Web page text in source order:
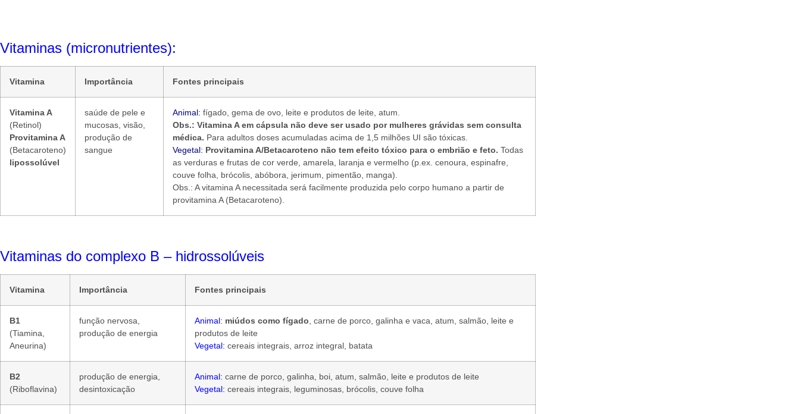
Vitaminas (micronutrientes):
Vitamina Importância Fontes principais
Vitamina A
(Retinol)
Provitamina A
(Betacaroteno)
lipossolúvel
saúde de pele e
mucosas, visão,
produção de
sangue
Animal: fígado, gema de ovo, leite e produtos de leite, atum.
Obs.: Vitamina A em cápsula não deve ser usado por mulheres grávidas sem consulta
médica. Para adultos doses acumuladas acima de 1,5 milhões UI são tóxicas.
Vegetal: Provitamina A/Betacaroteno não tem efeito tóxico para o embrião e feto. Todas
as verduras e frutas de cor verde, amarela, laranja e vermelho (p.ex. cenoura, espinafre,
couve folha, brócolis, abóbora, jerimum, pimentão, manga).
Obs.: A vitamina A necessitada será facilmente produzida pelo corpo humano a partir de
provitamina A (Betacaroteno).
Vitaminas do complexo B – hidrossolúveis
Vitamina Importância Fontes principais
B1
(Tiamina,
Aneurina)
função nervosa,
produção de energia
Animal: miúdos como fígado , carne de porco, galinha e vaca, atum, salmão, leite e
produtos de leite
Vegetal: cereais integrais, arroz integral, batata
B2
(Riboflavina)
produção de energia,
desintoxicação
Animal: carne de porco, galinha, boi, atum, salmão, leite e produtos de leite
Vegetal: cereais integrais, leguminosas, brócolis, couve folha